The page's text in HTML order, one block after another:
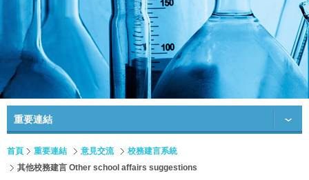
重要連結
首頁 重要連結 意見交流
校務建言系統
其他校務建言 Other school affairs suggestions